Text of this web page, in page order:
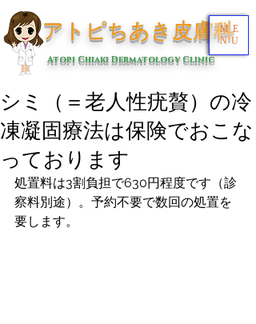
アトピちあき皮膚科
Atopi Chiaki Dermatology Clinic
ME
NU
シミ（＝老人性疣贅）の冷
凍凝固療法は保険でおこな
っております
処置料は3割負担で630円程度です（診
察料別途）。予約不要で数回の処置を
要します。